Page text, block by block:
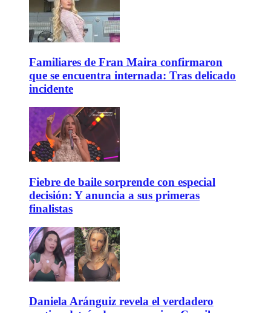
Familiares de Fran Maira confirmaron
que se encuentra internada: Tras delicado
incidente
Fiebre de baile sorprende con especial
decisión: Y anuncia a sus primeras
finalistas
Daniela Aránguiz revela el verdadero